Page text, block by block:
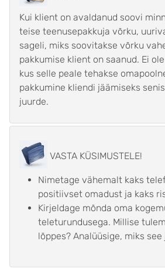
Kui klient on avaldanud soovi
teise teenusepakkuja võrku,
sageli, miks soovitakse võrku
pakkumise klient on saanud. Ei
kus selle peale tehakse
pakkumine kliendi jäämiseks
juurde.
VASTA KÜSIMUSTELE!
Nimetage vähemalt kaks
positiivset omadust ja kaks
Kirjeldage mõnda oma
teleturundusega. Millise
lõppes? Analüüsige, miks